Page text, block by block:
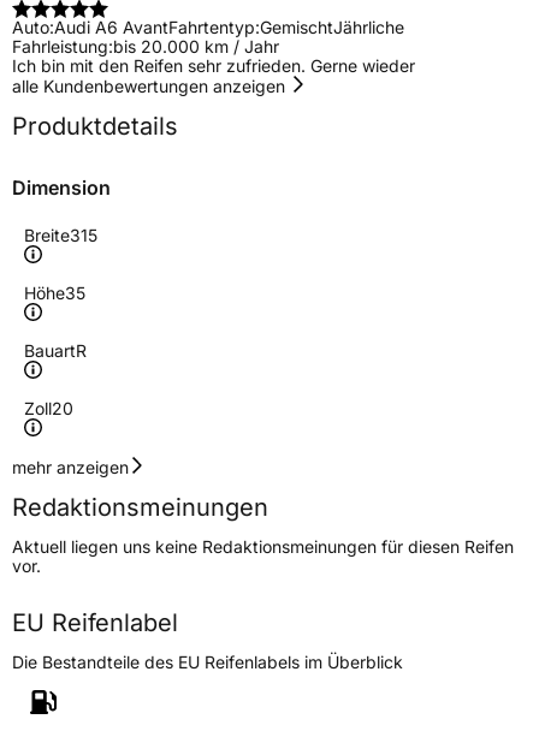
Auto:Audi A6 AvantFahrtentyp:GemischtJährliche
Fahrleistung:bis 20.000 km / Jahr
Ich bin mit den Reifen sehr zufrieden. Gerne wieder
alle Kundenbewertungen anzeigen
Produktdetails
Dimension
Breite315
Höhe35
BauartR
Zoll20
Geschwindigkeitsindex
Höchstgeschwindigkeit
300 km/h
Lastindex110
Höchstlast1060 kg
Generelle Merkmale
Fahrzeugtyp
mehr anzeigen
Redaktionsmeinungen
Aktuell liegen uns keine Redaktionsmeinungen für diesen Reifen
vor.
EU Reifenlabel
Die Bestandteile des EU Reifenlabels im Überblick